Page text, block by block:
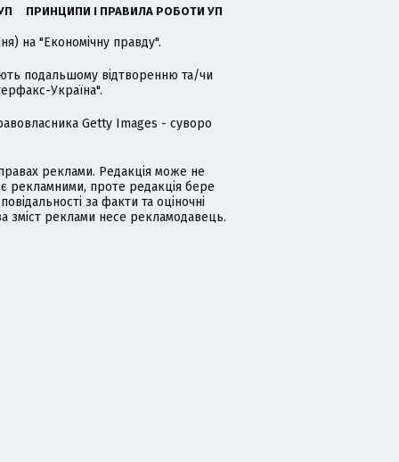
ПРИНЦИПИ І ПРАВИЛА РОБОТИ УП
на "Економічну правду".
подальшому відтворенню та/чи
Україна".
Getty Images - суворо
реклами. Редакція може не
рекламними, проте редакція бере
за факти та оціночні
зміст реклами несе рекламодавець.